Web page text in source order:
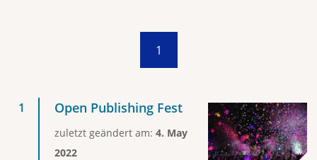
1
Open Publishing Fest
zuletzt geändert am: 4. May
2022